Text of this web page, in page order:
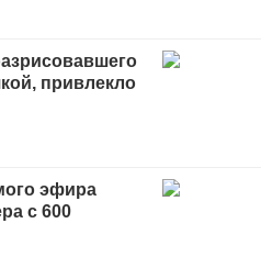
привлекло
эфира
с 600